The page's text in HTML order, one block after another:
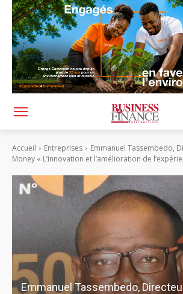
Accueil Entreprises
Emmanuel Tassembedo,
Money « L’innovation et l’amélioration de
Emmanuel Tassembedo,